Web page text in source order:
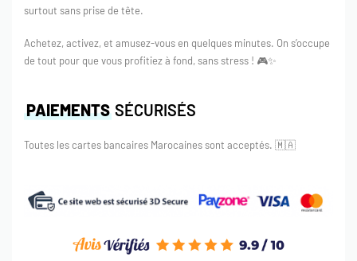
surtout sans prise de tête.
Achetez, activez, et amusez-vous en quelques minutes. On s’occupe
de tout pour que vous profitiez à fond, sans stress ! 🎮✨
PAIEMENTS SÉCURISÉS
Toutes les cartes bancaires Marocaines sont acceptés. 🇲🇦